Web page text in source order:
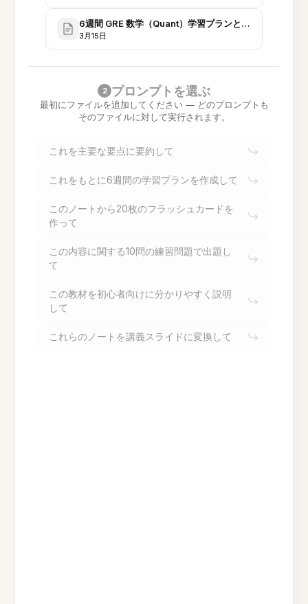
6週間 GRE 数学（Quant）学習プランとドリルバンク
3月15日
2 プロンプトを選ぶ
最初にファイルを追加してください — どのプロンプトも
そのファイルに対して実行されます。
これを主要な要点に要約して
これをもとに6週間の学習プランを作成して
このノートから20枚のフラッシュカードを
作って
この内容に関する10問の練習問題で出題し
て
この教材を初心者向けに分かりやすく説明
して
これらのノートを講義スライドに変換して